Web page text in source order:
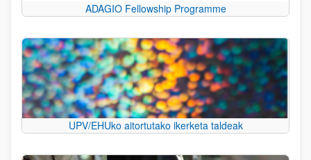
ADAGIO Fellowship Programme
UPV/EHUko aitortutako ikerketa taldeak